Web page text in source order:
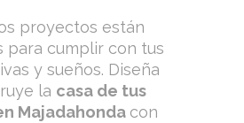
proyectos están
para cumplir con tus
y sueños. Diseña
la casa de tus
Majadahonda con